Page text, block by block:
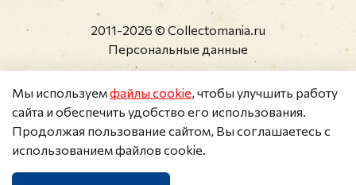
2011-2026 © Collectomania.ru
Персональные данные
Мы используемфайлы cookie, чтобы улучшить работу
сайта и обеспечить удобство его использования.
Продолжая пользование сайтом, Вы соглашаетесь с
использованием файлов cookie.